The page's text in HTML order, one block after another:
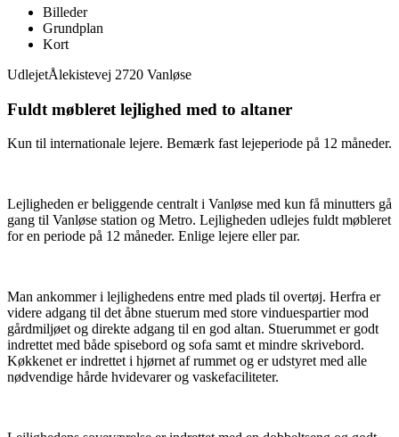
Billeder
Grundplan
Kort
UdlejetÅlekistevej 2720 Vanløse
Fuldt møbleret lejlighed med to altaner
Kun til internationale lejere. Bemærk fast lejeperiode på 12 måneder.
Lejligheden er beliggende centralt i Vanløse med kun få minutters gå
gang til Vanløse station og Metro. Lejligheden udlejes fuldt møbleret
for en periode på 12 måneder. Enlige lejere eller par.
Man ankommer i lejlighedens entre med plads til overtøj. Herfra er
videre adgang til det åbne stuerum med store vinduespartier mod
gårdmiljøet og direkte adgang til en god altan. Stuerummet er godt
indrettet med både spisebord og sofa samt et mindre skrivebord.
Køkkenet er indrettet i hjørnet af rummet og er udstyret med alle
nødvendige hårde hvidevarer og vaskefaciliteter.